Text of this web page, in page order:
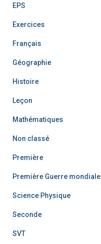
EPS
Exercices
Français
Géographie
Histoire
Leçon
Mathématiques
Non classé
Première
Première Guerre mondiale
Science Physique
Seconde
SVT